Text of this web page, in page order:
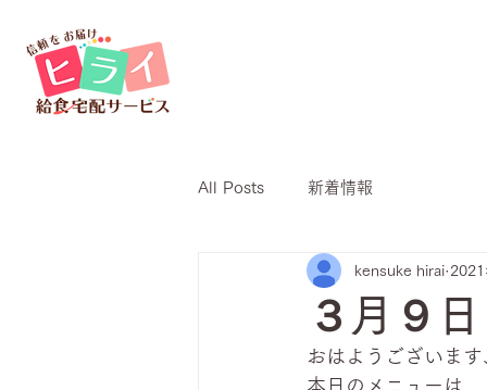
All Posts 新着情報
３月９
kensuke hirai
おはようございま
本日のメニューは